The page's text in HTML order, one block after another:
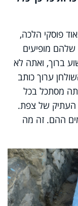
פוסקי הלכה,
שלהם מופיעים
ברוך, ואתה לא
ערוך כותב
מסתכל בכל
העתיק של צפת.
ההם. זה מה